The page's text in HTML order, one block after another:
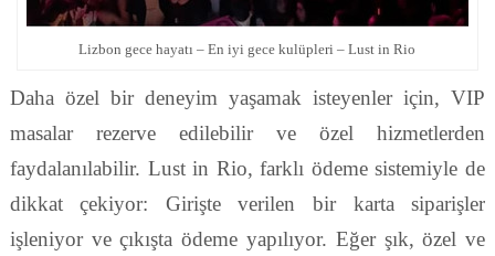
Lizbon gece hayatı – En iyi gece kulüpleri – Lust in Rio
Daha özel bir deneyim yaşamak isteyenler için, VIP
masalar rezerve edilebilir ve özel hizmetlerden
faydalanılabilir. Lust in Rio, farklı ödeme sistemiyle de
dikkat çekiyor: Girişte verilen bir karta siparişler
işleniyor ve çıkışta ödeme yapılıyor. Eğer şık, özel ve